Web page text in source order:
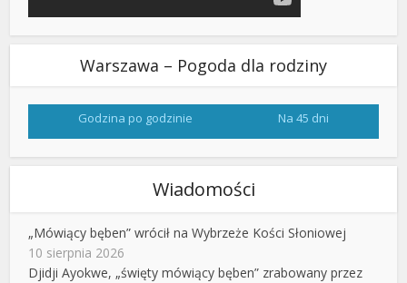
Warszawa – Pogoda dla rodziny
Godzina po godzinie Na 45 dni
Wiadomości
„Mówiący bęben” wrócił na Wybrzeże Kości Słoniowej
10 sierpnia 2026
Djidji Ayokwe, „święty mówiący bęben” zrabowany przez